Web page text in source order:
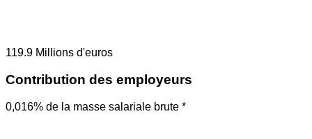
119.9 Millions d'euros
Contribution des employeurs
0,016% de la masse salariale brute *